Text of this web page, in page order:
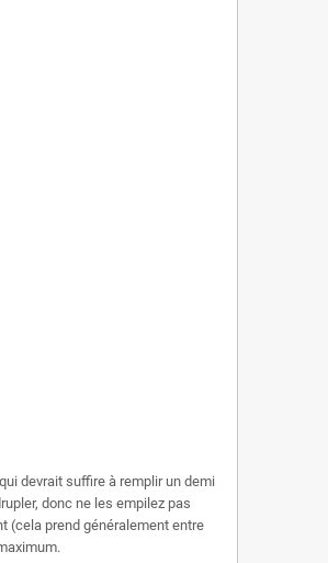
devrait suffire à remplir un demi
donc ne les empilez pas
(cela prend généralement entre